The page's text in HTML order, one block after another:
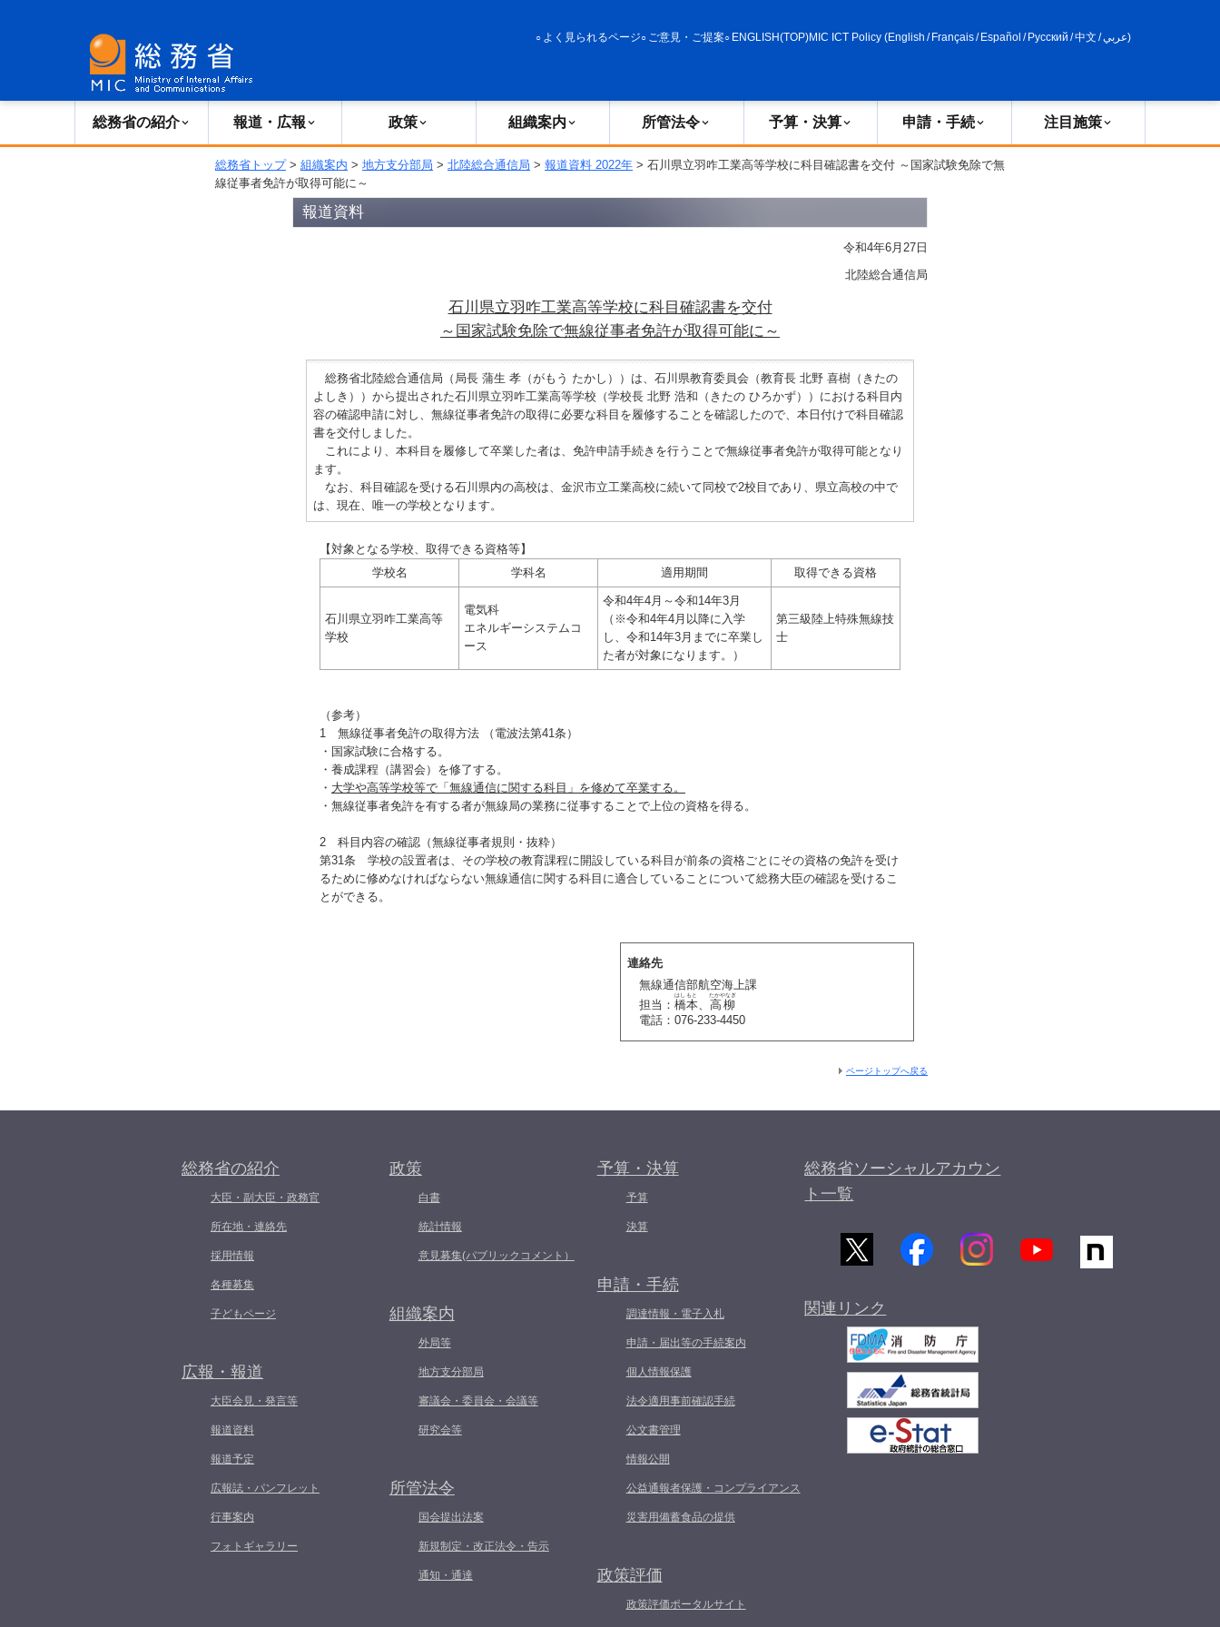
よく見られるページ ご意見・ご提案 ENGLISH(TOP)MIC ICT Policy (English / Français/ Español / Русский /中文 /عربي)
総務省の紹介 報道・広報 政策 組織案内 所管法令 予算・決算 申請・手続 注目施策
総務省トップ> 組織案内 > 地方支分部局 > 北陸総合通信局 > 報道資料 2022年 > 石川県立羽咋工業高等学校に科目確認書を交付 ～国家試験免除で無
線従事者免許が取得可能に～
報道資料
令和4年6月27日
北陸総合通信局
石川県立羽咋工業高等学校に科目確認書を交付
～国家試験免除で無線従事者免許が取得可能に～
総務省北陸総合通信局（局長 蒲生 孝（がもう たかし））は、石川県教育委員会（教育長 北野 喜樹（きたの
よしき））から提出された石川県立羽咋工業高等学校（学校長 北野 浩和（きたの ひろかず））における科目内
容の確認申請に対し、無線従事者免許の取得に必要な科目を履修することを確認したので、本日付けで科目確認
書を交付しました。
これにより、本科目を履修して卒業した者は、免許申請手続きを行うことで無線従事者免許が取得可能となり
ます。
なお、科目確認を受ける石川県内の高校は、金沢市立工業高校に続いて同校で2校目であり、県立高校の中で
は、現在、唯一の学校となります。
【対象となる学校、取得できる資格等】
学校名
学科名 適用期間 取得できる資格
石川県立羽咋工業高等
学校
電気科
エネルギーシステムコ
ース
令和4年4月～令和14年3月
（※令和4年4月以降に入学
し、令和14年3月までに卒業し
た者が対象になります。）
第三級陸上特殊無線技
士
（参考）
1 無線従事者免許の取得方法 （電波法第41条）
・国家試験に合格する。
・養成課程（講習会）を修了する。
・ 大学や高等学校等で「無線通信に関する科目」を修めて卒業する。
・無線従事者免許を有する者が無線局の業務に従事することで上位の資格を得る。
2 科目内容の確認（無線従事者規則・抜粋）
第31条 学校の設置者は、その学校の教育課程に開設している科目が前条の資格ごとにその資格の免許を受け
るために修めなければならない無線通信に関する科目に適合していることについて総務大臣の確認を受けるこ
とができる。
連絡先
無線通信部航空海上課
担当： 橋本
はしもと
、 高柳
たかやなぎ
電話：076-233-4450
ページトップへ戻る
総務省の紹介
大臣・副大臣・政務官
所在地・連絡先
採用情報
各種募集
子どもページ
広報・報道
大臣会見・発言等
報道資料
報道予定
広報誌・パンフレット
行事案内
フォトギャラリー
政策
白書
統計情報
意見募集(パブリックコメント）
組織案内
外局等
地方支分部局
審議会・委員会・会議等
研究会等
所管法令
国会提出法案
新規制定・改正法令・告示
通知・通達
予算・決算
予算
決算
申請・手続
調達情報・電子入札
申請・届出等の手続案内
個人情報保護
法令適用事前確認手続
公文書管理
情報公開
公益通報者保護・コンプライアンス
災害用備蓄食品の提供
政策評価
政策評価ポータルサイト
総務省ソーシャルアカウン
ト一覧
関連リンク